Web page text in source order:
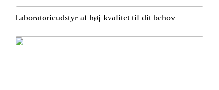
Laboratorieudstyr af høj kvalitet til dit behov